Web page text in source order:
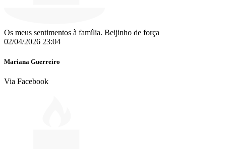
Os meus sentimentos à família. Beijinho de força
02/04/2026 23:04
Mariana Guerreiro
Via Facebook